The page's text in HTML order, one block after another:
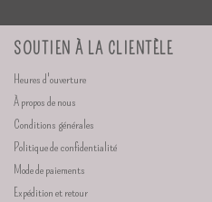
SOUTIEN À LA CLIENTÈLE
Heures d'ouverture
À propos de nous
Conditions générales
Politique de confidentialité
Mode de paiements
Expédition et retour